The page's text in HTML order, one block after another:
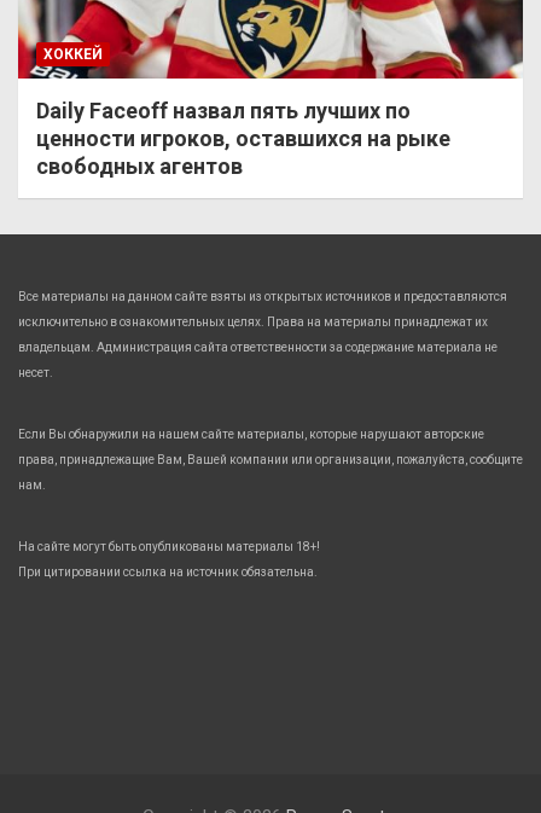
ХОККЕЙ
Daily Faceoff назвал пять лучших по
ценности игроков, оставшихся на рыке
свободных агентов
Все материалы на данном сайте взяты из открытых источников и предоставляются
исключительно в ознакомительных целях. Права на материалы принадлежат их
владельцам. Администрация сайта ответственности за содержание материала не
несет.
Если Вы обнаружили на нашем сайте материалы, которые нарушают авторские
права, принадлежащие Вам, Вашей компании или организации, пожалуйста, сообщите
нам.
На сайте могут быть опубликованы материалы 18+!
При цитировании ссылка на источник обязательна.